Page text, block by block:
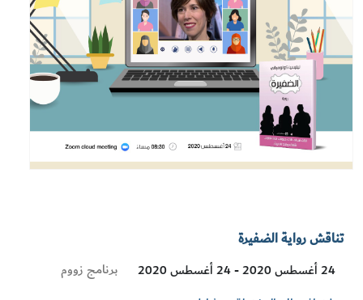
تناقش رواية الضفيرة
24 أغسطس 2020 - 24 أغسطس 2020
Visit
برنامج زووم